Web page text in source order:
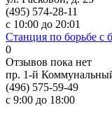
(495) 574-28-11
с 10:00 до 20:01
Станция по борьбе с
0
Отзывов пока нет
пр. 1-й
(496) 575-59-49
с 9:00 до 18:00